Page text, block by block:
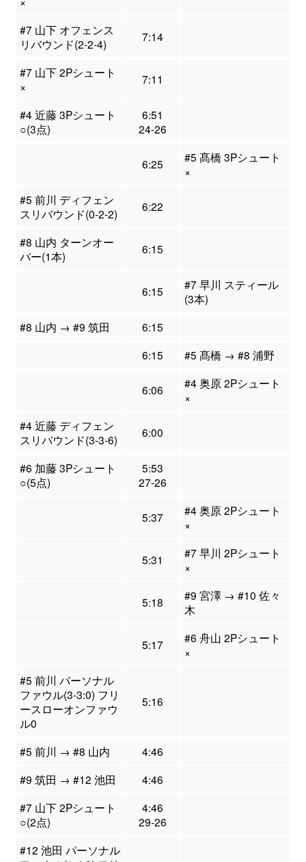
#7 山下 オフェンス
リバウンド(2-2-4)
7:14
#7 山下 2Pシュート
×
7:11
#4 近藤 3Pシュート
○(3点)
6:51
24-26
6:25
#5 髙橋 3Pシュート
×
#5 前川 ディフェン
スリバウンド(0-2-2)
6:22
#8 山内 ターンオー
バー(1本)
6:15
6:15
#7 早川 スティール
(3本)
#8 山内 → #9 筑田
6:15
6:15
#5 髙橋 → #8 浦野
6:06
#4 奥原 2Pシュート
×
#4 近藤 ディフェン
スリバウンド(3-3-6)
6:00
#6 加藤 3Pシュート
○(5点)
5:53
27-26
5:37
#4 奥原 2Pシュート
×
5:31
#7 早川 2Pシュート
×
5:18
#9 宮澤 → #10 佐々
木
5:17
#6 舟山 2Pシュート
×
#5 前川 パーソナル
ファウル(3-3:0) フリ
ースローオンファウ
ル0
5:16
#5 前川 → #8 山内
4:46
#9 筑田 → #12 池田
4:46
#7 山下 2Pシュート
○(2点)
4:46
29-26
#12 池田 パーソナル